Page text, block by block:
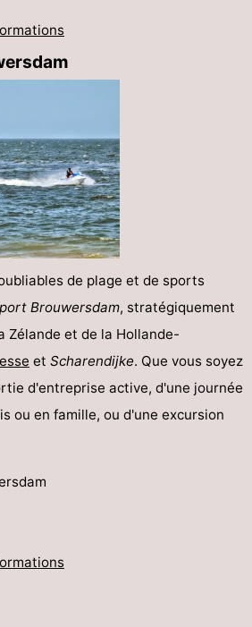
de plage et de sports
Brouwersdam, stratégiquement
Zélande et de la Hollande-
et Scharendijke. Que vous soyez
d'entreprise active, d'une journée
ou en famille, ou d'une excursion